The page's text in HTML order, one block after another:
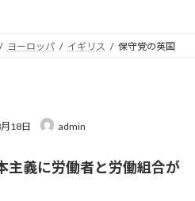
ヨーロッパ イギリス 保守党の英国
18日 admin
主義に労働者と労働組合が